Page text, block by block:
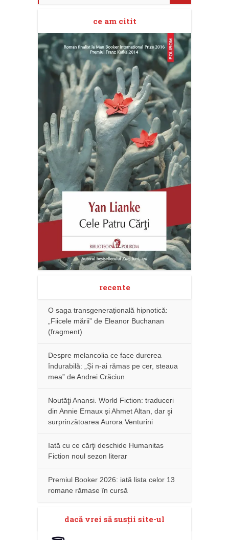
ce am citit
recente
O saga transgenerațională hipnotică:
„Fiicele mării” de Eleanor Buchanan
(fragment)
Despre melancolia ce face durerea
îndurabilă: „Și n-ai rămas pe cer, steaua
mea” de Andrei Crăciun
Noutăţi Anansi. World Fiction: traduceri
din Annie Ernaux și Ahmet Altan, dar şi
surprinzătoarea Aurora Venturini
Iată cu ce cărţi deschide Humanitas
Fiction noul sezon literar
Premiul Booker 2026: iată lista celor 13
romane rămase în cursă
dacă vrei să susţii site-ul